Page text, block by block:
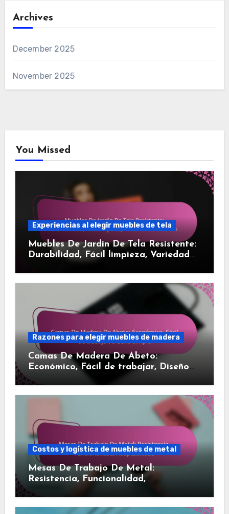
Archives
December 2025
November 2025
You Missed
Experiencias al elegir muebles de tela
Muebles De Jardín De Tela Resistente:
Durabilidad, Fácil limpieza, Variedad
Razones para elegir muebles de madera
Camas De Madera De Abeto:
Económico, Fácil de trabajar, Diseño
simple
Costos y logística de muebles de metal
Mesas De Trabajo De Metal:
Resistencia, Funcionalidad,
Adaptabilidad